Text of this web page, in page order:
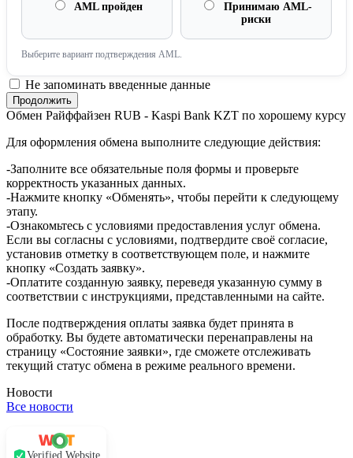
AML пройден
Принимаю AML-
риски
Выберите вариант подтверждения AML.
Не запоминать введенные данные
Обмен Райффайзен RUB - Kaspi Bank KZT по хорошему курсу
Для оформления обмена выполните следующие действия:
-Заполните все обязательные поля формы и проверьте
корректность указанных данных.
-Нажмите кнопку «Обменять», чтобы перейти к следующему
этапу.
-Ознакомьтесь с условиями предоставления услуг обмена.
Если вы согласны с условиями, подтвердите своё согласие,
установив отметку в соответствующем поле, и нажмите
кнопку «Создать заявку».
-Оплатите созданную заявку, переведя указанную сумму в
соответствии с инструкциями, представленными на сайте.
После подтверждения оплаты заявка будет принята в
обработку. Вы будете автоматически перенаправлены на
страницу «Состояние заявки», где сможете отслеживать
текущий статус обмена в режиме реального времени.
Новости
Все новости
Verified Website